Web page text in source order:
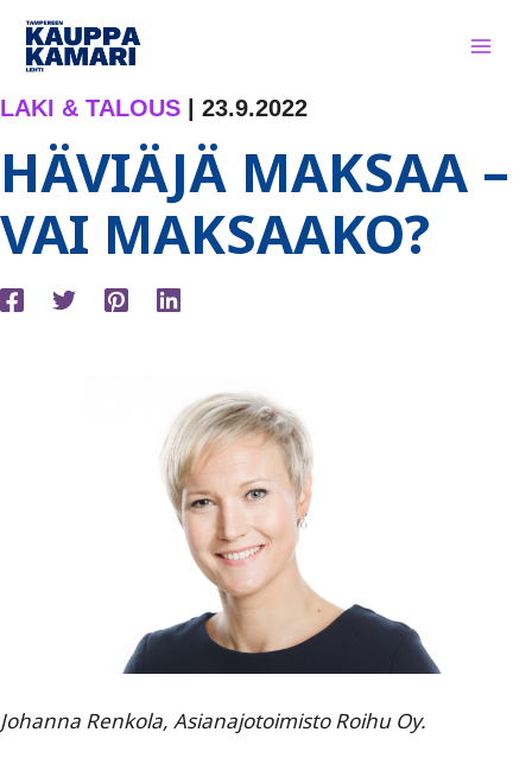
Siirry
sisältöön
LAKI & TALOUS 23.9.2022
HÄVIÄJÄ MAKSAA –
VAI MAKSAAKO?
Johanna Renkola, Asianajotoimisto Roihu Oy.